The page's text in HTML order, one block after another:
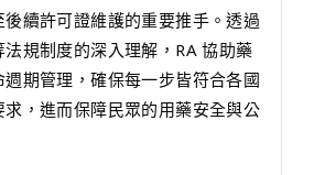
續許可證維護的重要推手。透過
規制度的深入理解，RA 協助藥
期管理，確保每一步皆符合各國
，進而保障民眾的用藥安全與公